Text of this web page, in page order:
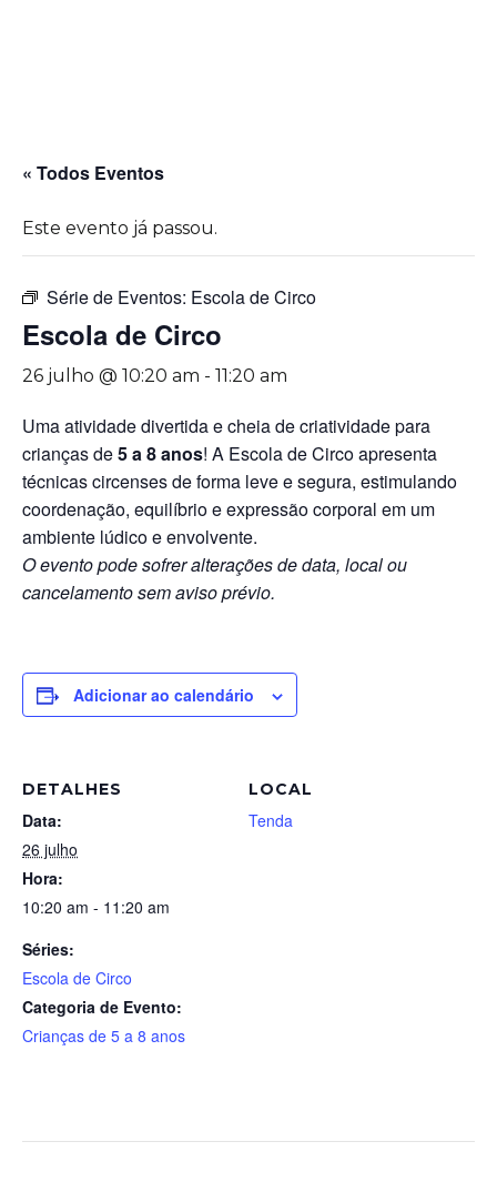
« Todos Eventos
Este evento já passou.
Série de Eventos: Escola de Circo
Escola de Circo
26 julho @ 10:20 am - 11:20 am
Uma atividade divertida e cheia de criatividade para
crianças de5 a 8 anos! A Escola de Circo apresenta
técnicas circenses de forma leve e segura, estimulando
coordenação, equilíbrio e expressão corporal em um
ambiente lúdico e envolvente.
O evento pode sofrer alterações de data, local ou
cancelamento sem aviso prévio.
Adicionar ao calendário
DETALHES
Data:
26 julho
Hora:
10:20 am - 11:20 am
Séries:
Escola de Circo
Categoria de Evento:
Crianças de 5 a 8 anos
LOCAL
Tenda